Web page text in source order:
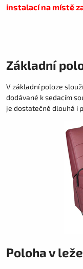
instalací na místě
Základní
V základní poloze
dodávané k sedacím
je dostatečně dlouhá i
Poloha v leže